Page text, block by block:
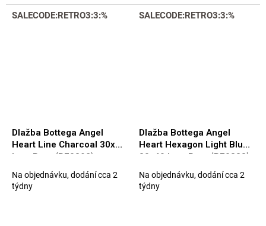
SALECODE:RETRO3:3:%
Dlažba Bottega Angel
Heart Line Charcoal 30x41
Luc. Rett. (B70892)
Na objednávku, dodání cca 2
týdny
SALECODE:RETRO3:3:%
Dlažba Bottega Angel
Heart Hexagon Light Blue
30x40 Luc. Rett. (B70888)
Na objednávku, dodání cca 2
týdny